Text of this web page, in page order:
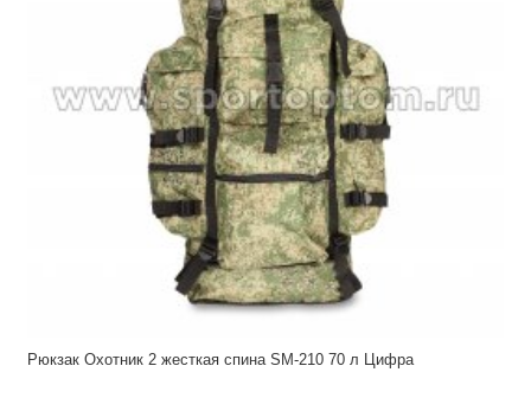
Рюкзак Охотник 2 жесткая спина SM-210 70 л Цифра